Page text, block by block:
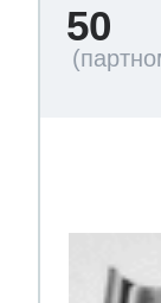
50